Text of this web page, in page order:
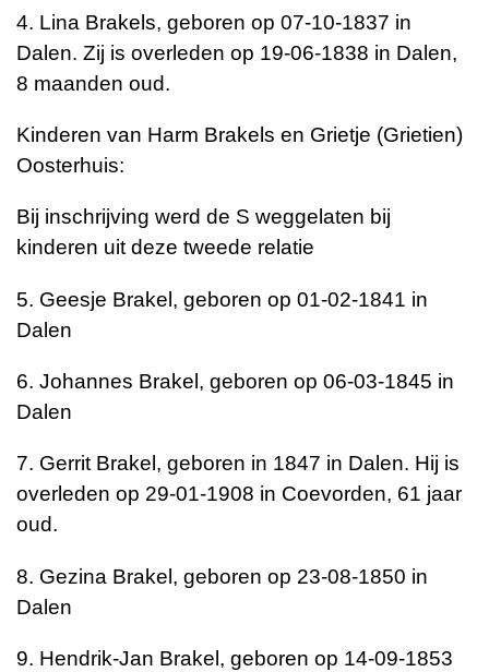
4. Lina Brakels, geboren op 07-10-1837 in
Dalen. Zij is overleden op 19-06-1838 in Dalen,
8 maanden oud.
Kinderen van Harm Brakels en Grietje (Grietien)
Oosterhuis:
Bij inschrijving werd de S weggelaten bij
kinderen uit deze tweede relatie
5. Geesje Brakel, geboren op 01-02-1841 in
Dalen
6. Johannes Brakel, geboren op 06-03-1845 in
Dalen
7. Gerrit Brakel, geboren in 1847 in Dalen. Hij is
overleden op 29-01-1908 in Coevorden, 61 jaar
oud.
8. Gezina Brakel, geboren op 23-08-1850 in
Dalen
9. Hendrik-Jan Brakel, geboren op 14-09-1853